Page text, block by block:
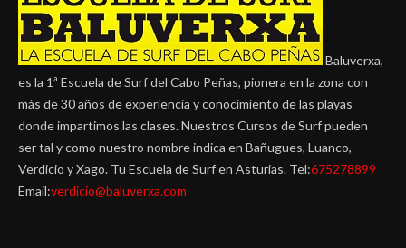
Baluverxa,
es la 1ª Escuela de Surf del Cabo Peñas, pionera en la zona con
más de 30 años de experiencia y conocimiento de las playas
donde impartimos las clases. Nuestros Cursos de Surf pueden
ser tal y como nuestro nombre indica en Bañugues, Luanco,
Verdicio y Xago. Tu Escuela de Surf en Asturias. Tel:675278899
Email:verdicio@baluverxa.com